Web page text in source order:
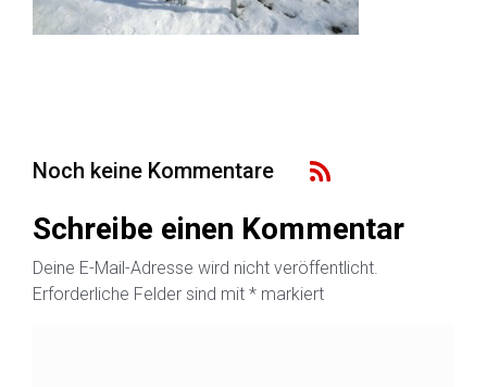
Noch keine Kommentare
Schreibe einen Kommentar
Deine E-Mail-Adresse wird nicht veröffentlicht.
Erforderliche Felder sind mit * markiert